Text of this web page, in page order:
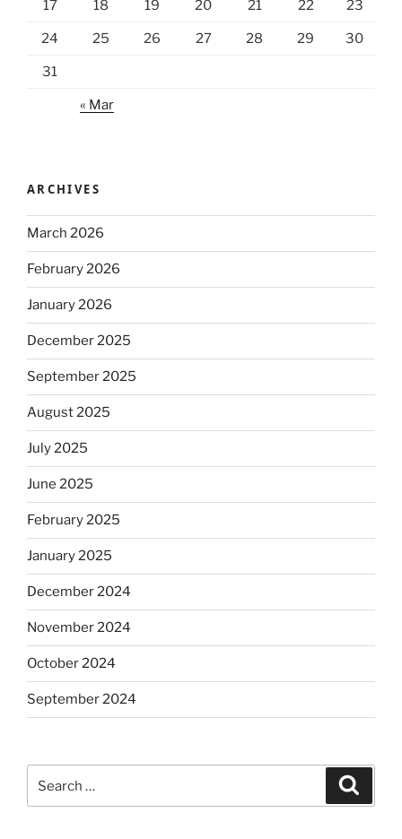
17 18 19 20 21 22 23
24 25 26 27 28 29 30
31
« Mar
ARCHIVES
March 2026
February 2026
January 2026
December 2025
September 2025
August 2025
July 2025
June 2025
February 2025
January 2025
December 2024
November 2024
October 2024
September 2024
for: